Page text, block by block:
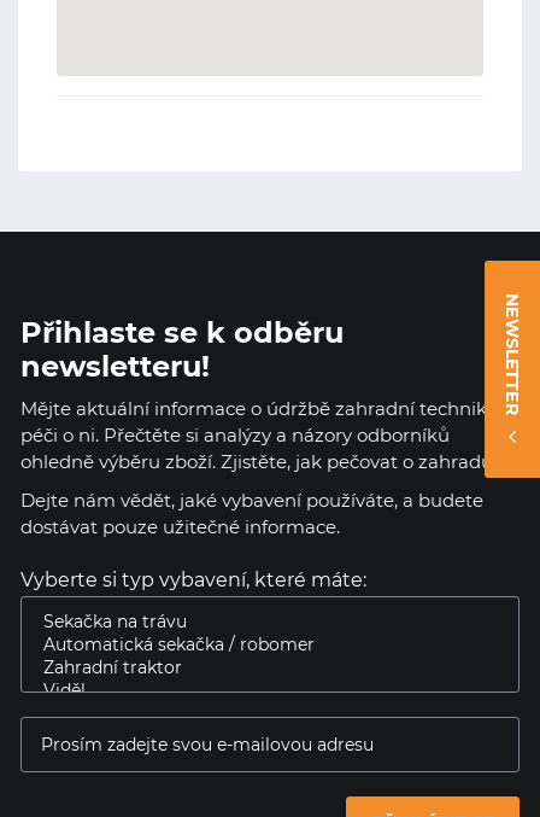
NEWSLETTER
Přihlaste se k odběru
newsletteru!
Mějte aktuální informace o údržbě zahradní techniky a
péči o ni. Přečtěte si analýzy a názory odborníků
ohledně výběru zboží. Zjistěte, jak pečovat o zahradu.
Dejte nám vědět, jaké vybavení používáte, a budete
dostávat pouze užitečné informace.
Vyberte si typ vybavení, které máte: